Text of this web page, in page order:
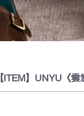
【ITEM】UNYU《